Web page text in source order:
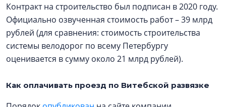
Контракт на строительство был подписан в 2020 году.
Официально озвученная стоимость работ – 39 млрд
рублей (для сравнения: стоимость строительства
системы велодорог по всему Петербургу
оценивается в сумму около 21 млрд рублей).
Как оплачивать проезд по Витебской развязке